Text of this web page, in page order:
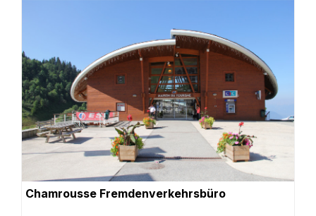
Chamrousse Fremdenverkehrsbüro